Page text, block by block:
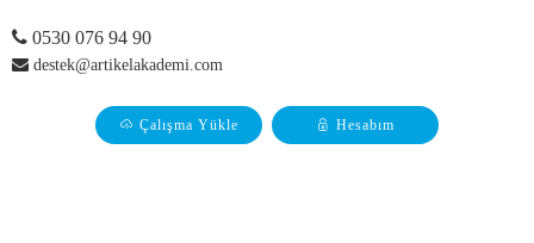
0530 076 94 90
destek@artikelakademi.com
Çalışma Yükle Hesabım